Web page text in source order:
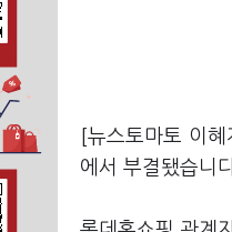
[뉴스토마토 이
에서 부결됐습니